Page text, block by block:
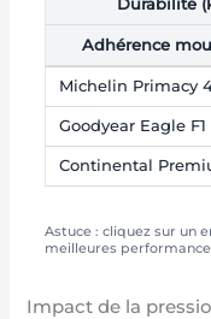
Durabilité
Adhérence
Michelin Primacy
Goodyear Eagle
Continental
Astuce : cliquez sur un
meilleures
Impact de la